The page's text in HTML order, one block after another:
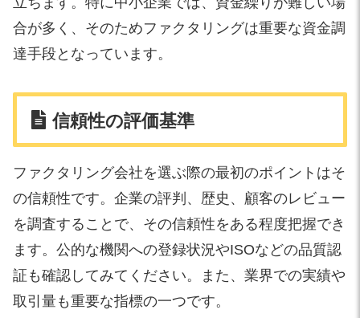
合が多く、そのためファクタリングは重要な資金調
達手段となっています。
信頼性の評価基準
ファクタリング会社を選ぶ際の最初のポイントはそ
の信頼性です。企業の評判、歴史、顧客のレビュー
を調査することで、その信頼性をある程度把握でき
ます。公的な機関への登録状況やISOなどの品質認
証も確認してみてください。また、業界での実績や
取引量も重要な指標の一つです。